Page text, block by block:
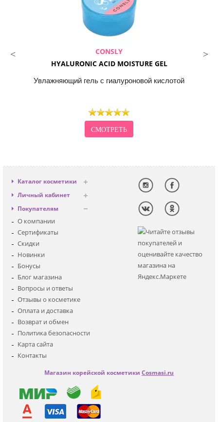
CONSLY
HYALURONIC ACID MOISTURE GEL
Увлажняющий гель с гиалуроновой кислотой
СМОТРЕТЬ
Каталог косметики
Антивозрастная
Декоративная
Для глаз
Для тела
Наборы
Детская
Личный кабинет
Вход
Регистрация
Покупателям
О компании
Сертификаты
Скидки
Новинки
Бонусы
Блог магазина
Вопросы и ответы
Отзывы о косметике
Оплата и доставка
Возврат и обмен
Политика безопасности
Карта сайта
Контакты
Магазин корейской косметики Cosmasi.ru